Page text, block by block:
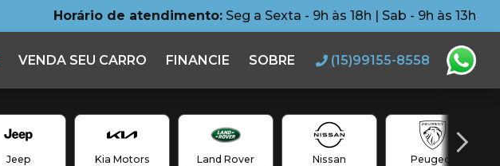
Horário de atendimento: Seg a Sexta - 9h às 18h | Sab - 9h às 13h
VENDA SEU CARRO FINANCIE SOBRE (15)99155-8558
Jeep Kia Motors Land Rover Nissan Peugeot